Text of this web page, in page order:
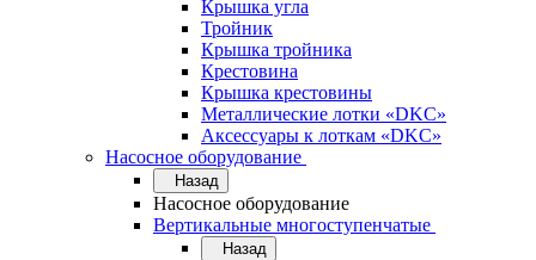
Крышка угла
Тройник
Крышка тройника
Крестовина
Крышка крестовины
Металлические лотки «DKC»
Аксессуары к лоткам «DKC»
Насосное оборудование
Назад
Насосное оборудование
Вертикальные многоступенчатые
Назад